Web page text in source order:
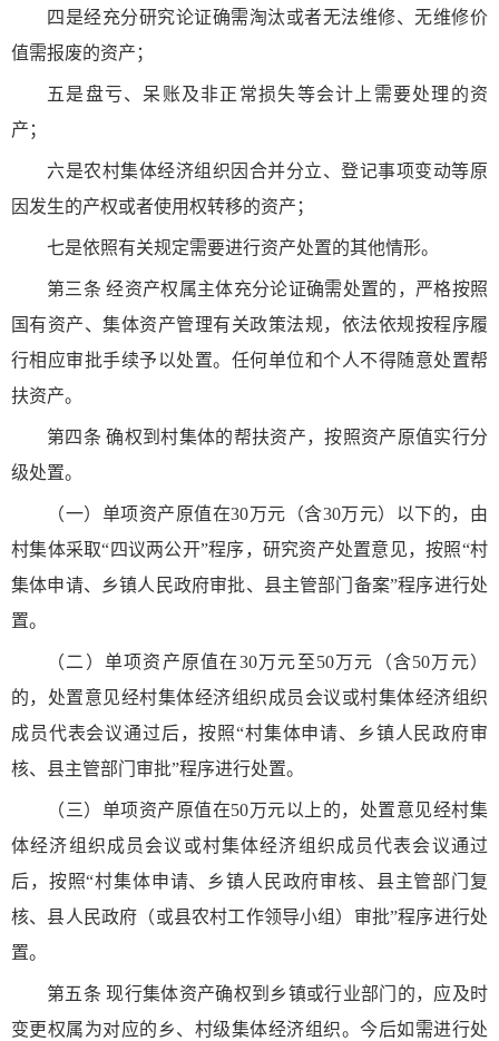
四是经充分研究论证确需淘汰或者无法维修、无维修价
值需报废的资产；
五是盘亏、呆账及非正常损失等会计上需要处理的资
产；
六是农村集体经济组织因合并分立、登记事项变动等原
因发生的产权或者使用权转移的资产；
七是依照有关规定需要进行资产处置的其他情形。
第三条 经资产权属主体充分论证确需处置的，严格按照
国有资产、集体资产管理有关政策法规，依法依规按程序履
行相应审批手续予以处置。任何单位和个人不得随意处置帮
扶资产。
第四条 确权到村集体的帮扶资产，按照资产原值实行分
级处置。
（一）单项资产原值在30万元（含30万元）以下的，由
村集体采取“四议两公开”程序，研究资产处置意见，按照“村
集体申请、乡镇人民政府审批、县主管部门备案”程序进行处
置。
（二）单项资产原值在30万元至50万元（含50万元）
的，处置意见经村集体经济组织成员会议或村集体经济组织
成员代表会议通过后，按照“村集体申请、乡镇人民政府审
核、县主管部门审批”程序进行处置。
（三）单项资产原值在50万元以上的，处置意见经村集
体经济组织成员会议或村集体经济组织成员代表会议通过
后，按照“村集体申请、乡镇人民政府审核、县主管部门复
核、县人民政府（或县农村工作领导小组）审批”程序进行处
置。
第五条 现行集体资产确权到乡镇或行业部门的，应及时
变更权属为对应的乡、村级集体经济组织。今后如需进行处